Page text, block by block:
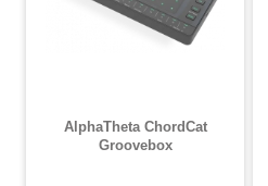
AlphaTheta ChordCat
Groovebox